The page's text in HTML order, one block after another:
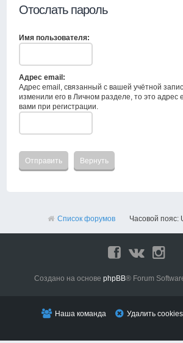
Отослать пароль
Имя пользователя:
Адрес email:
Адрес email, связанный с вашей учётной
изменили его в Личном разделе, то это адрес
вами при регистрации.
Список форумов Часовой пояс:
Создано на основе phpBB® Forum
Наша команда Удалить